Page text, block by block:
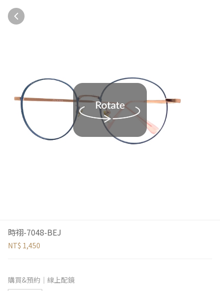
時祤-7048-BEJ
NT$ 1,450
購買&預約｜線上配鏡